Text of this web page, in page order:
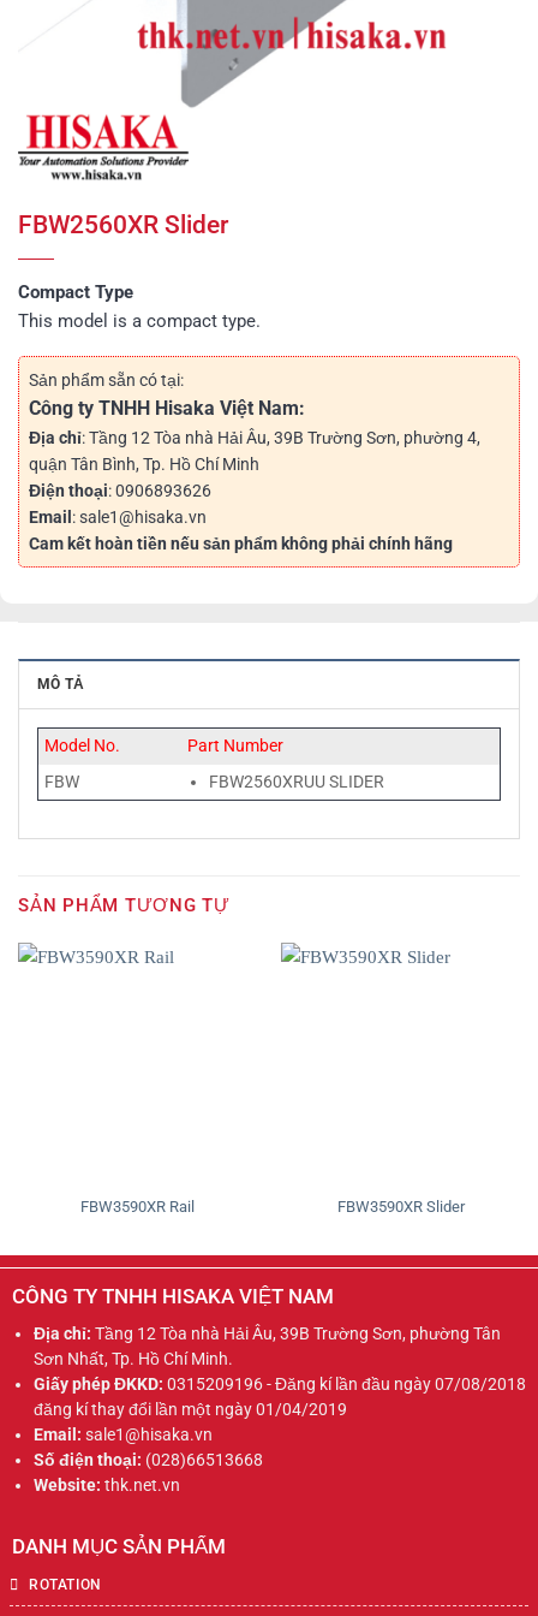
FBW2560XR Slider
Compact Type
This model is a compact type.
Sản phẩm sẵn có tại:
Công ty TNHH Hisaka Việt Nam:
Địa chỉ: Tầng 12 Tòa nhà Hải Âu, 39B Trường Sơn, phường 4,
quận Tân Bình, Tp. Hồ Chí Minh
Điện thoại: 0906893626
Email : sale1@hisaka.vn
Cam kết hoàn tiền nếu sản phẩm không phải chính hãng
MÔ TẢ
Model No.
Part Number
FBW
FBW2560XRUU SLIDER
SẢN PHẨM TƯƠNG TỰ
FBW3590XR Rail FBW3590XR Slider
CÔNG TY TNHH HISAKA VIỆT NAM
Địa chỉ: Tầng 12 Tòa nhà Hải Âu, 39B Trường Sơn, phường Tân
Sơn Nhất, Tp. Hồ Chí Minh.
Giấy phép ĐKKD: 0315209196 - Đăng kí lần đầu ngày 07/08/2018
đăng kí thay đổi lần một ngày 01/04/2019
Email: sale1@hisaka.vn
Số điện thoại: (028)66513668
Website: thk.net.vn
DANH MỤC SẢN PHẨM
ROTATION